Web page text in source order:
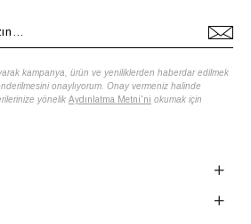
kampanya, ürün ve yeniliklerden haberdar edilmek
onaylıyorum. Onay vermeniz halinde
yönelik Aydınlatma Metni'ni okumak için